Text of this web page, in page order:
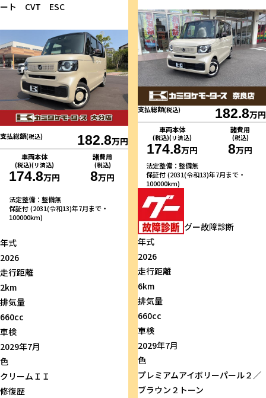
ート CVT ESC
支払総額(税込) 182.8万円
車両本体
(税込)(リ済込)
174.8万円
諸費用
(税込)
8万円
法定整備：整備無
保証付 (2031(令和13)年7月まで・
100000km)
年式
2026
走行距離
2km
排気量
660cc
車検
2029年7月
色
クリームＩＩ
修復歴
支払総額(税込) 182.8万円
車両本体
(税込)(リ済込)
174.8万円
諸費用
(税込)
8万円
法定整備：整備無
保証付 (2031(令和13)年7月まで・
100000km)
グー故障診断
年式
2026
走行距離
6km
排気量
660cc
車検
2029年7月
色
プレミアムアイボリーパール２／
ブラウン２トーン